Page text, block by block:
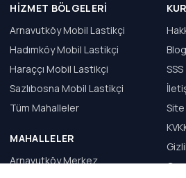
HIZMET BÖLGELERI
Arnavutköy Mobil Lastikçi
Hadımköy Mobil Lastikçi
Haraççı Mobil Lastikçi
Sazlıbosna Mobil Lastikçi
Tüm Mahalleler
MAHALLELER
Arnavutköy Merkez
Blog
SSS
Site